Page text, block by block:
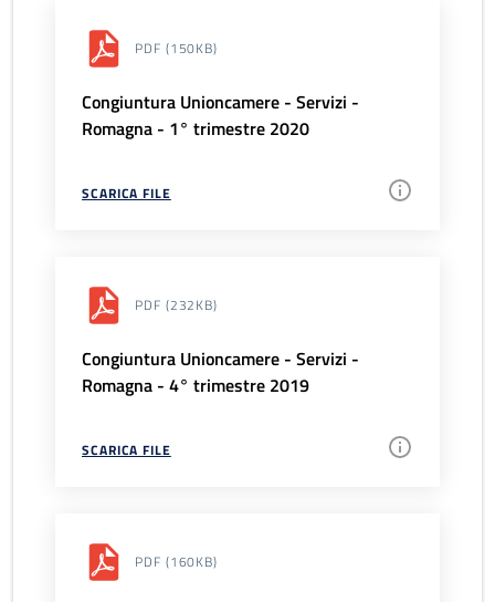
PDF (150KB)
Congiuntura Unioncamere - Servizi -
Romagna - 1° trimestre 2020
SCARICA FILE
PDF (232KB)
Congiuntura Unioncamere - Servizi -
Romagna - 4° trimestre 2019
SCARICA FILE
PDF (160KB)